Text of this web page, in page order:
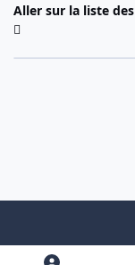
Aller sur la liste
Light ModeDark ModeSystem